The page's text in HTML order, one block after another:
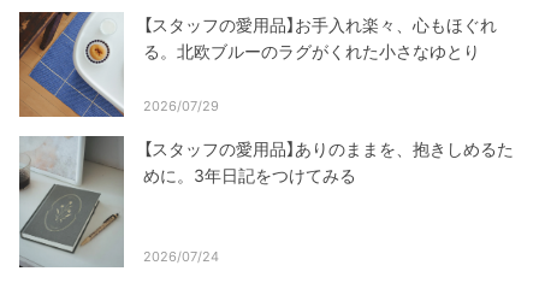
【スタッフの愛用品】お手入れ楽々、心もほぐれ
る。北欧ブルーのラグがくれた小さなゆとり
2026/07/29
【スタッフの愛用品】ありのままを、抱きしめるた
めに。3年日記をつけてみる
2026/07/24